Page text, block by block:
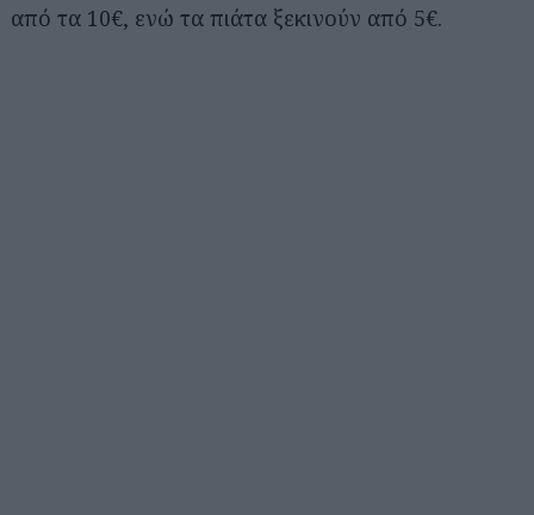
από τα 10€, ενώ τα πιάτα ξεκινούν από 5€.